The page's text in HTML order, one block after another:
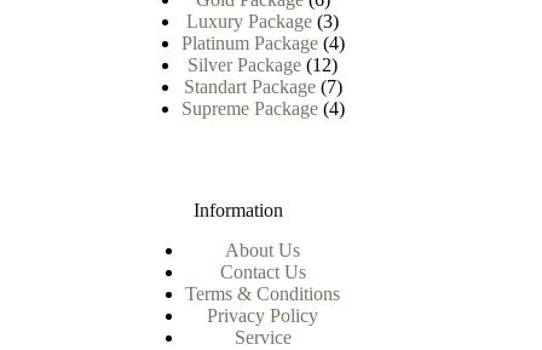
Produk
Luxury Package 33
Produk
Platinum Package 44
Produk
Silver Package 1212
Produk
Standart Package 77
Produk
Supreme Package 44
Information
About Us
Contact Us
Terms & Conditions
Privacy Policy
Service